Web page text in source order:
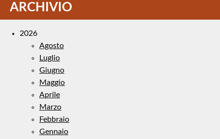
ARCHIVIO
2026
Agosto
Luglio
Giugno
Maggio
Aprile
Marzo
Febbraio
Gennaio